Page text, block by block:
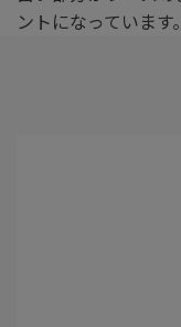
ントになっています。